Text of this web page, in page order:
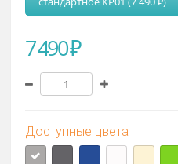
Модификация
стандартное КР01 (7 490 ₽)
7 490 ₽